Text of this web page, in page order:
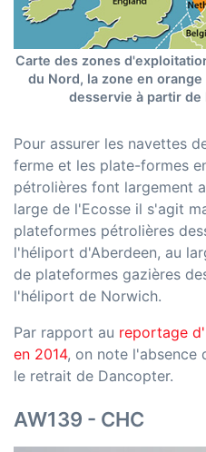
Carte des zones
du Nord, la zone en
desservie à partir
Pour assurer les navettes
ferme et les plate-formes
pétrolières font largement
large de l'Ecosse il s'agit
plateformes pétrolières
l'héliport d'Aberdeen, au
de plateformes gazières
l'héliport de Norwich.
Par rapport au reportage
en 2014, on note l'absence
le retrait de Dancopter.
AW139 - CHC